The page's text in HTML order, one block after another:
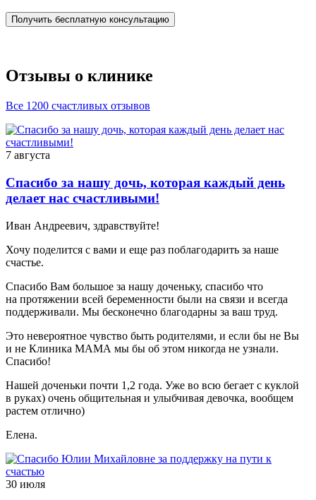
Получить бесплатную консультацию
Отзывы о клинике
Все 1200 счастливых отзывов
7 августа
Спасибо за нашу дочь, которая каждый день
делает нас счастливыми!
Иван Андреевич, здравствуйте!
Хочу поделится с вами и еще раз поблагодарить за наше
счастье.
Спасибо Вам большое за нашу доченьку, спасибо что
на протяжении всей беременности были на связи и всегда
поддерживали. Мы бесконечно благодарны за ваш труд.
Это невероятное чувство быть родителями, и если бы не Вы
и не Клиника МАМА мы бы об этом никогда не узнали.
Спасибо!
Нашей доченьки почти 1,2 года. Уже во всю бегает с куклой
в руках) очень общительная и улыбчивая девочка, вообщем
растем отлично)
Елена.
30 июля